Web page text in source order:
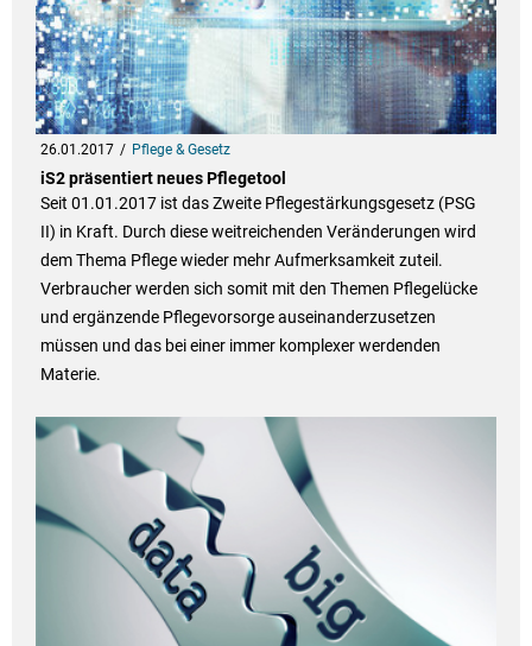
26.01.2017 Pflege & Gesetz
iS2 präsentiert neues Pflegetool
Seit 01.01.2017 ist das Zweite Pflegestärkungsgesetz (PSG
II) in Kraft. Durch diese weitreichenden Veränderungen wird
dem Thema Pflege wieder mehr Aufmerksamkeit zuteil.
Verbraucher werden sich somit mit den Themen Pflegelücke
und ergänzende Pflegevorsorge auseinanderzusetzen
müssen und das bei einer immer komplexer werdenden
Materie.